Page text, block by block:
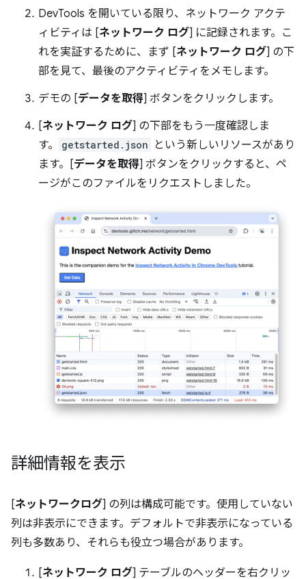
DevTools を開いている限り、ネットワーク アクテ
ィビティは [ネットワーク ログ] に記録されます。こ
れを実証するために、まず [ネットワーク ログ] の下
部を見て、最後のアクティビティをメモします。
デモの [データを取得] ボタンをクリックします。
[ネットワーク ログ] の下部をもう一度確認しま
す。
getstarted.json
という新しいリソースがあり
ます。[データを取得] ボタンをクリックすると、ペ
ージがこのファイルをリクエストしました。
詳細情報を表示
[ネットワークログ] の列は構成可能です。使用していない
列は非表示にできます。デフォルトで非表示になっている
列も多数あり、それらも役立つ場合があります。
[ネットワーク ログ] テーブルのヘッダーを右クリッ